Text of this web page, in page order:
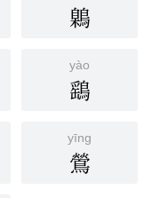
鷍
yào
鷂
yīng
鶯